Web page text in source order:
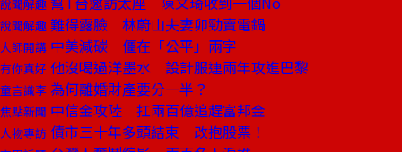
說聞解趣
說聞解趣 難得露臉 林蔚山夫妻卯勁賣電鍋
大師開講 中美減碳 僵在「公平」兩字
有你真好 他沒喝過洋墨水 設計服連兩年攻進巴黎
童言識李 為何離婚財產要分一半？
焦點新聞 中信金攻陸 扛兩百億追趕富邦金
人物專訪 債市三十年多頭結束 改抱股票！